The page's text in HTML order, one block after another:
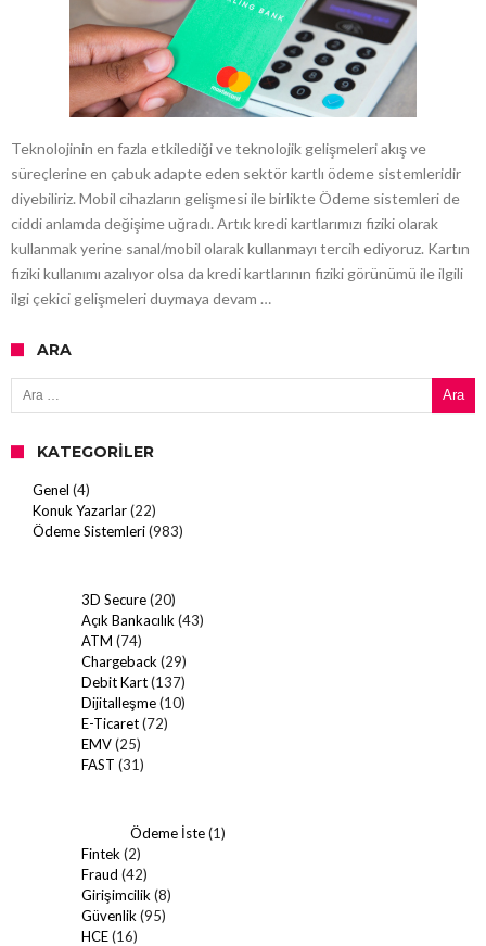
Teknolojinin en fazla etkilediği ve teknolojik gelişmeleri akış ve
süreçlerine en çabuk adapte eden sektör kartlı ödeme sistemleridir
diyebiliriz. Mobil cihazların gelişmesi ile birlikte Ödeme sistemleri de
ciddi anlamda değişime uğradı. Artık kredi kartlarımızı fiziki olarak
kullanmak yerine sanal/mobil olarak kullanmayı tercih ediyoruz. Kartın
fiziki kullanımı azalıyor olsa da kredi kartlarının fiziki görünümü ile ilgili
ilgi çekici gelişmeleri duymaya devam …
ARA
Arama:
KATEGORILER
Genel (4)
Konuk Yazarlar(22)
Ödeme Sistemleri(983)
3D Secure(20)
Açık Bankacılık (43)
ATM (74)
Chargeback (29)
Debit Kart(137)
Dijitalleşme(10)
E-Ticaret(72)
EMV(25)
FAST (31)
Ödeme İste(1)
Fintek (2)
Fraud (42)
Girişimcilik (8)
Güvenlik (95)
HCE(16)